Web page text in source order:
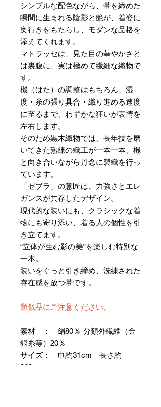
シンプルな配色ながら、帯を締めた
瞬間に生まれる陰影と艶が、着姿に
奥行きをもたらし、モダンな品格を
添えてくれます。
マトラッセは、見た目の華やかさと
は裏腹に、実は極めて繊細な織物で
す。
機（はた）の調整はもちろん、湿
度・糸の張り具合・織り進める速度
に至るまで、わずかな狂いが表情を
左右します。
そのため黒木織物では、長年技を磨
いてきた熟練の織工が一本一本、機
と向き合いながら丹念に製織を行っ
ています。
「ゼブラ」の意匠は、力強さとエレ
ガンスが共存したデザイン。
現代的な装いにも、クラシックな着
物にも寄り添い、着る人の個性を引
き立てます。
“立体が生む影の美”を楽しむ特別な
一本。
装いをぐっと引き締め、洗練された
存在感を放つ帯です。
類似品にご注意ください。
素材 ： 絹80％ 分類外繊維（金
銀糸等）20％
サイズ： 巾約31cm 長さ約
368cm